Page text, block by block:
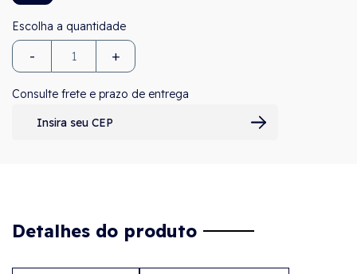
- +
Consulte frete e prazo de entrega
Detalhes do produto